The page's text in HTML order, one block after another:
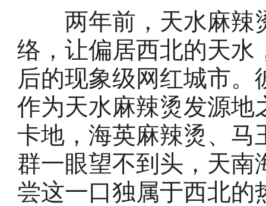
两年前，天水麻辣
络，让偏居西北的天水
后的现象级网红城市
作为天水麻辣烫发源地
卡地，海英麻辣烫、马
群一眼望不到头，天南
尝这一口独属于西北的